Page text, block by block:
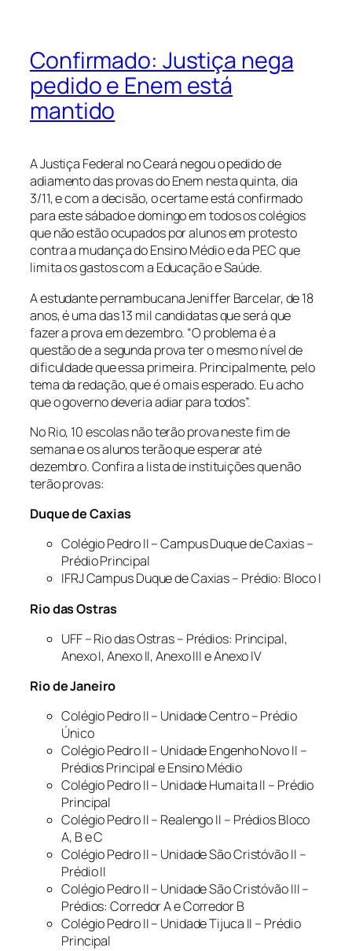
Confirmado: Justiça nega
pedido e Enem está
mantido
A Justiça Federal no Ceará negou o pedido de
adiamento das provas do Enem nesta quinta, dia
3/11, e com a decisão, o certame está confirmado
para este sábado e domingo em todos os colégios
que não estão ocupados por alunos em protesto
contra a mudança do Ensino Médio e da PEC que
limita os gastos com a Educação e Saúde.
A estudante pernambucana Jeniffer Barcelar, de 18
anos, é uma das 13 mil candidatas que será que
fazer a prova em dezembro. “O problema é a
questão de a segunda prova ter o mesmo nível de
dificuldade que essa primeira. Principalmente, pelo
tema da redação, que é o mais esperado. Eu acho
que o governo deveria adiar para todos”.
No Rio, 10 escolas não terão prova neste fim de
semana e os alunos terão que esperar até
dezembro. Confira a lista de instituições que não
terão provas:
Duque de Caxias
Colégio Pedro II – Campus Duque de Caxias –
Prédio Principal
IFRJ Campus Duque de Caxias – Prédio: Bloco I
Rio das Ostras
UFF – Rio das Ostras – Prédios: Principal,
Anexo I, Anexo II, Anexo III e Anexo IV
Rio de Janeiro
Colégio Pedro II – Unidade Centro – Prédio
Único
Colégio Pedro II – Unidade Engenho Novo II –
Prédios Principal e Ensino Médio
Colégio Pedro II – Unidade Humaita II – Prédio
Principal
Colégio Pedro II – Realengo II – Prédios Bloco
A, B e C
Colégio Pedro II – Unidade São Cristóvão II –
Prédio II
Colégio Pedro II – Unidade São Cristóvão III –
Prédios: Corredor A e Corredor B
Colégio Pedro II – Unidade Tijuca II – Prédio
Principal